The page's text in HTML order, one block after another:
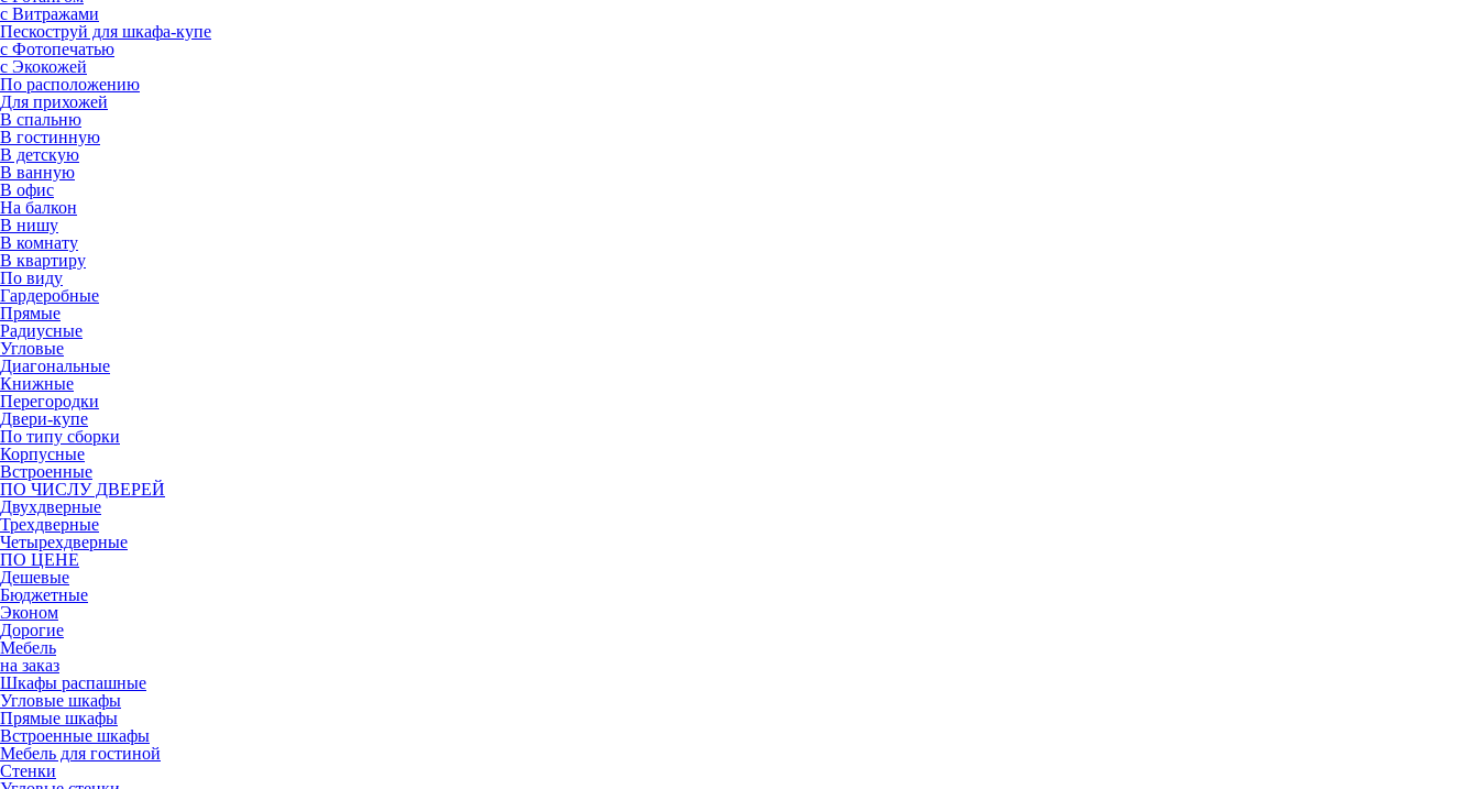
с Витражами
Пескоструй для шкафа-купе
с Фотопечатью
с Экокожей
По расположению
Для прихожей
В спальню
В гостинную
В детскую
В ванную
В офис
На балкон
В нишу
В комнату
В квартиру
По виду
Гардеробные
Прямые
Радиусные
Угловые
Диагональные
Книжные
Перегородки
Двери-купе
По типу сборки
Корпусные
Встроенные
ПО ЧИСЛУ ДВЕРЕЙ
Двухдверные
Трехдверные
Четырехдверные
ПО ЦЕНЕ
Дешевые
Бюджетные
Эконом
Дорогие
Мебель
на заказ
Шкафы распашные
Угловые шкафы
Прямые шкафы
Встроенные шкафы
Мебель для гостиной
Стенки